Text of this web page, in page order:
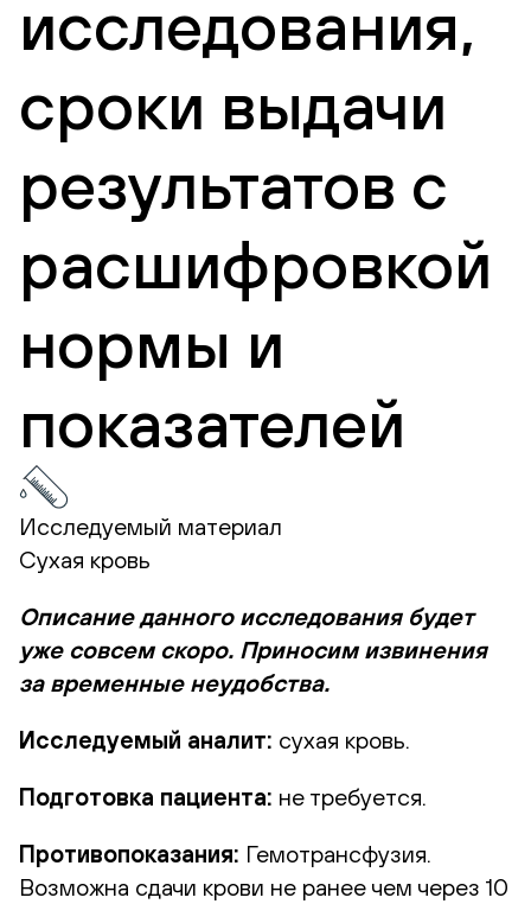
исследования,
сроки выдачи
результатов с
расшифровкой
нормы и
показателей
Исследуемый материал
Сухая кровь
Описание данного исследования будет
уже совсем скоро. Приносим извинения
за временные неудобства.
Исследуемый аналит: сухая кровь.
Подготовка пациента: не требуется.
Противопоказания: Гемотрансфузия.
Возможна сдачи крови не ранее чем через 10